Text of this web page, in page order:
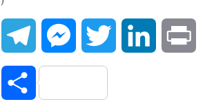
FacebookTelegramMessengerTwitter LinkedIn
Copy Compartilhar